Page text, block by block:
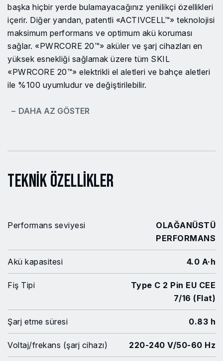
başka hiçbir yerde bulamayacağınız yenilikçi özellikleri
içerir. Diğer yandan, patentli «ACTIVCELL™» teknolojisi
maksimum performans ve optimum akü koruması
sağlar. «PWRCORE 20™» aküler ve şarj cihazları en
yüksek esnekliği sağlamak üzere tüm SKIL
«PWRCORE 20™» elektrikli el aletleri ve bahçe aletleri
ile %100 uyumludur ve değiştirilebilir.
− DAHA AZ GÖSTER
Teknik Özellikler
Performans seviyesi
OLAĞANÜSTÜ
PERFORMANS
Akü kapasitesi 4.0 A·h
Fiş Tipi
Type C 2 Pin EU CEE
7/16 (Flat)
Şarj etme süresi 0.83 h
Voltaj/frekans (şarj cihazı) 220-240 V/50-60 Hz